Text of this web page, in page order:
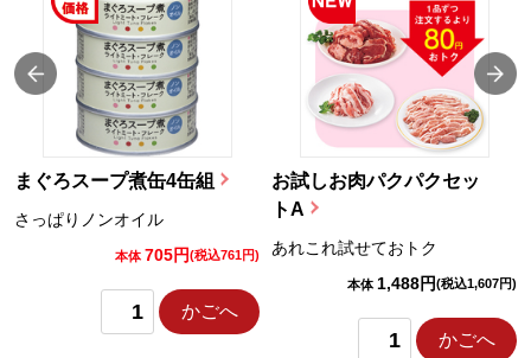
まぐろスープ煮缶4缶組
さっぱりノンオイル
本体 705円(税込761円)
かごへ
お試しお肉パクパクセッ
トA
あれこれ試せておトク
本体 1,488円(税込1,607円)
かごへ